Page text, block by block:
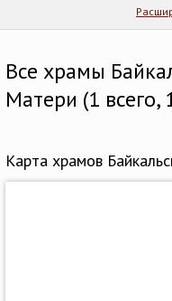
Все храмы
Матери (1 всего,
Карта храмов